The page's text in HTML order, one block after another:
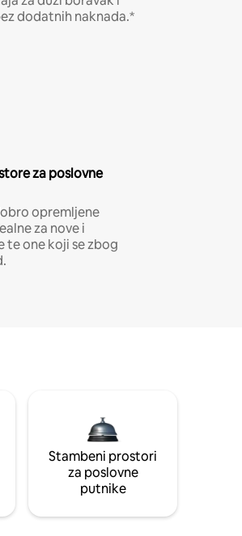
dodatnih naknada.*
za poslovne
opremljene
za nove i
te one koji se zbog
Stambeni prostori
za poslovne
putnike